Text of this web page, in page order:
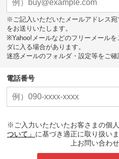
※ご記入いただいたメールアドレス
をお送りいたします。
※Yahoo!メールなどのフリーメール
ダに入る場合があります。
迷惑メールのフォルダ・設定等をご確
電話番号
※ご入力いただいたお客さまの個人
ついて」 に基づき適正に取り扱い
上お問い合わ